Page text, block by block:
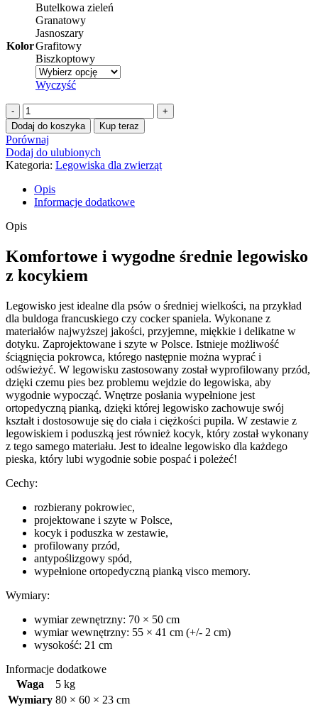
Kolor
Butelkowa zieleń
Granatowy
Jasnoszary
Grafitowy
Biszkoptowy
Wyczyść
ilość
Legowisko
średnie
z
kocykiem
Dodaj do koszyka Kup teraz
Porównaj
Dodaj do ulubionych
Kategoria: Legowiska dla zwierząt
Opis
Informacje dodatkowe
Opis
Komfortowe i wygodne średnie legowisko
z kocykiem
Legowisko jest idealne dla psów o średniej wielkości, na przykład
dla buldoga francuskiego czy cocker spaniela. Wykonane z
materiałów najwyższej jakości, przyjemne, miękkie i delikatne w
dotyku. Zaprojektowane i szyte w Polsce. Istnieje możliwość
ściągnięcia pokrowca, którego następnie można wyprać i
odświeżyć. W legowisku zastosowany został wyprofilowany przód,
dzięki czemu pies bez problemu wejdzie do legowiska, aby
wygodnie wypocząć. Wnętrze posłania wypełnione jest
ortopedyczną pianką, dzięki której legowisko zachowuje swój
kształt i dostosowuje się do ciała i ciężkości pupila. W zestawie z
legowiskiem i poduszką jest również kocyk, który został wykonany
z tego samego materiału. Jest to idealne legowisko dla każdego
pieska, który lubi wygodnie sobie pospać i poleżeć!
Cechy:
rozbierany pokrowiec,
projektowane i szyte w Polsce,
kocyk i poduszka w zestawie,
profilowany przód,
antypoślizgowy spód,
wypełnione ortopedyczną pianką visco memory.
Wymiary:
wymiar zewnętrzny: 70 × 50 cm
wymiar wewnętrzny: 55 × 41 cm (+/- 2 cm)
wysokość: 21 cm
Informacje dodatkowe
Waga
5 kg
Wymiary 80 × 60 × 23 cm